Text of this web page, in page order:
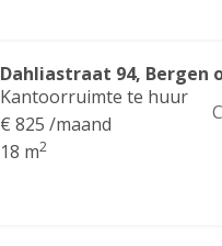
Dahliastraat 94, Bergen
Kantoorruimte te huur
€ 825 /maand
18 m2